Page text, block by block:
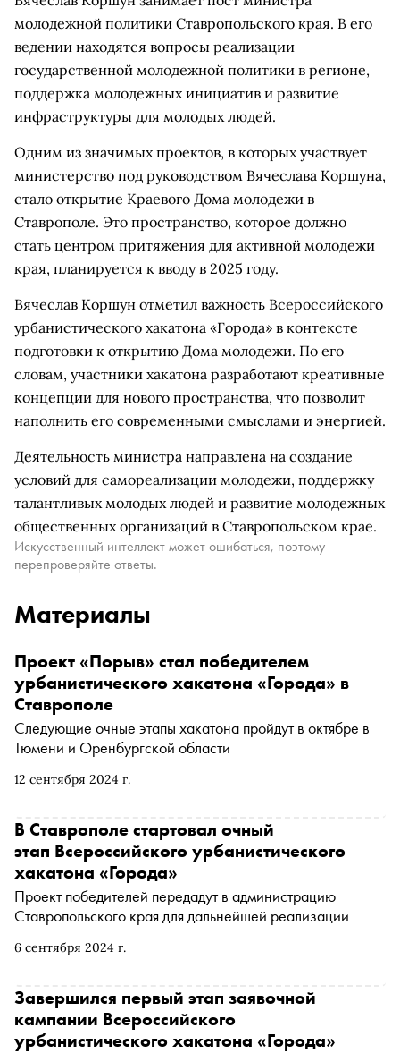
молодежной политики Ставропольского края. В его
ведении находятся вопросы реализации
государственной молодежной политики в регионе,
поддержка молодежных инициатив и развитие
инфраструктуры для молодых людей.
Одним из значимых проектов, в которых участвует
министерство под руководством Вячеслава Коршуна,
стало открытие Краевого Дома молодежи в
Ставрополе. Это пространство, которое должно
стать центром притяжения для активной молодежи
края, планируется к вводу в 2025 году.
Вячеслав Коршун отметил важность Всероссийского
урбанистического хакатона «Города» в контексте
подготовки к открытию Дома молодежи. По его
словам, участники хакатона разработают креативные
концепции для нового пространства, что позволит
наполнить его современными смыслами и энергией.
Деятельность министра направлена на создание
условий для самореализации молодежи, поддержку
талантливых молодых людей и развитие молодежных
общественных организаций в Ставропольском крае.
Искусственный интеллект может ошибаться, поэтому
перепроверяйте ответы.
Материалы
12 сентября 2024 г.
Проект «Порыв» стал победителем
урбанистического хакатона «Города» в
Ставрополе
Следующие очные этапы хакатона пройдут в октябре в
Тюмени и Оренбургской области
6 сентября 2024 г.
В Ставрополе стартовал очный
этап Всероссийского урбанистического
хакатона «Города»
Проект победителей передадут в администрацию
Ставропольского края для дальнейшей реализации
Завершился первый этап заявочной
кампании Всероссийского
урбанистического хакатона «Города»